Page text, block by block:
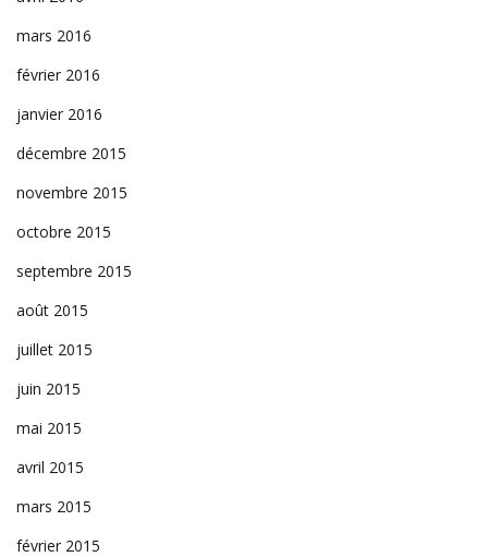
mars 2016
février 2016
janvier 2016
décembre 2015
novembre 2015
octobre 2015
septembre 2015
août 2015
juillet 2015
juin 2015
mai 2015
avril 2015
mars 2015
février 2015